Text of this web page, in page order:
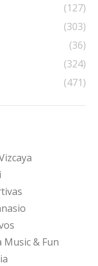
(127)
(303)
(36)
(324)
(471)
Music & Fun